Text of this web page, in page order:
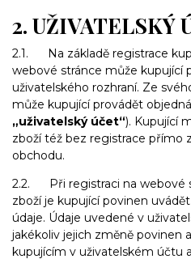
2. UŽIVATELSKÝ
2.1. Na základě registrace
webové stránce může kupující
uživatelského rozhraní. Ze
může kupující provádět
„uživatelský účet“). Kupující
zboží též bez registrace přímo
obchodu.
2.2. Při registraci na webové
zboží je kupující povinen
údaje. Údaje uvedené v
jakékoliv jejich změně povinen
kupujícím v uživatelském účtu